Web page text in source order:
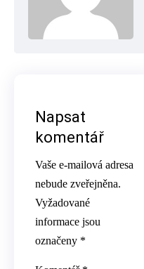
Napsat
komentář
Vaše e-mailová adresa
nebude zveřejněna.
Vyžadované
informace jsou
označeny *